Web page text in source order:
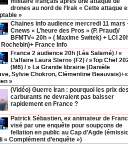
drones au nord de l’Irak « Cette attaque
»
Chaines info audience mercredi 11 mars
Cnews « L’heure des Pros » (P. Praud)/
BFMTV« 20h » ( Maxime Switek) + LCI
France Info
France 2 audience 20h (Léa Salamé) / «
L’affaire Laura Stern» (F2) / »Top Chef
(M6) / » La Grande librairie (Danièle
Sylvie Chokron, Clémentine Beauvais)+«
»
(Vidéo) Guerre Iran : pourquoi les prix des
carburants ne devraient pas baisser
rapidement en France ?
Patrick Sébastien, ex animateur de
visé par une enquête pour soupçons de
fellation en public au Cap d’Agde
« Complément d’enquête »)